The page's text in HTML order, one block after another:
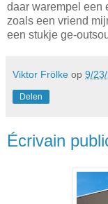
daar warempel een
zoals een vriend
een stukje ge-
Viktor Frölke op 9/
Delen
Écrivain